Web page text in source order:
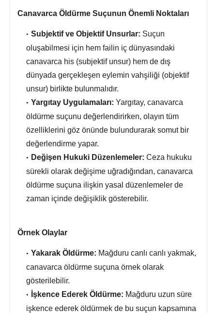
Canavarca Öldürme Suçunun Önemli Noktaları
Subjektif ve Objektif Unsurlar: Suçun
oluşabilmesi için hem failin iç dünyasındaki
canavarca his (subjektif unsur) hem de dış
dünyada gerçekleşen eylemin vahşiliği (objektif
unsur) birlikte bulunmalıdır.
Yargıtay Uygulamaları: Yargıtay, canavarca
öldürme suçunu değerlendirirken, olayın tüm
özelliklerini göz önünde bulundurarak somut bir
değerlendirme yapar.
Değişen Hukuki Düzenlemeler: Ceza hukuku
sürekli olarak değişime uğradığından, canavarca
öldürme suçuna ilişkin yasal düzenlemeler de
zaman içinde değişiklik gösterebilir.
Örnek Olaylar
Yakarak Öldürme: Mağduru canlı canlı yakmak,
canavarca öldürme suçuna örnek olarak
gösterilebilir.
İşkence Ederek Öldürme: Mağduru uzun süre
işkence ederek öldürmek de bu suçun kapsamına